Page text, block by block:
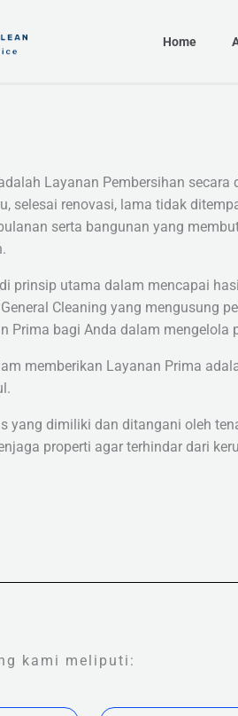
Home
Layanan Pembersihan
selesai renovasi, lama tidak
serta bangunan yang
prinsip utama dalam mencapai
Cleaning yang mengusung
Prima bagi Anda dalam mengelola
memberikan Layanan Prima
yang dimiliki dan ditangani oleh
properti agar terhindar dari
kami meliputi: